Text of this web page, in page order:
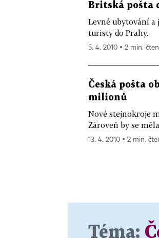
Britská pošta
Levné ubytování a
turisty do Prahy.
5. 4. 2010 ▪ 2 min.
Česká pošta
milionů
Nové stejnokroje
Zároveň by se
13. 4. 2010 ▪ 2 min.
Téma: